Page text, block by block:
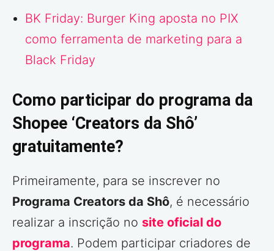
BK Friday: Burger King aposta no PIX
como ferramenta de marketing para a
Black Friday
Como participar do programa da
Shopee ‘Creators da Shô’
gratuitamente?
Primeiramente, para se inscrever no
Programa Creators da Shô, é necessário
realizar a inscrição no site oficial do
programa. Podem participar criadores de